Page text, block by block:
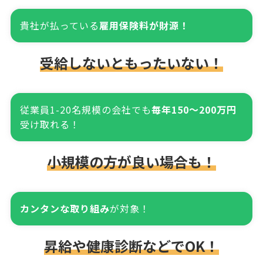
貴社が払っている雇用保険料が財源！
受給しないともったいない！
従業員1-20名規模の会社でも毎年150～200万円
受け取れる！
小規模の方が良い場合も！
カンタンな取り組みが対象！
昇給や健康診断などでOK！